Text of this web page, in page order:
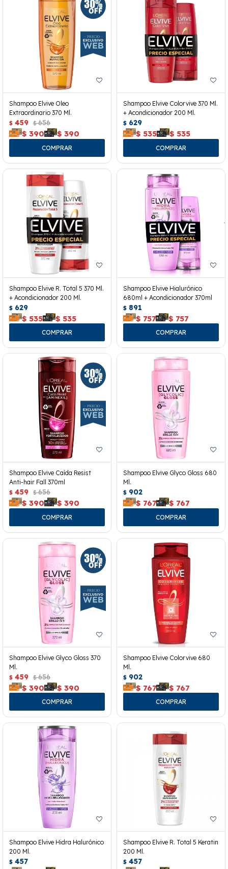
Shampoo Elvive Oleo
Extraordinario 370 Ml.
$ 459 $ 656
$ 390 $ 390
Shampoo Elvive Colorvive 370 Ml.
+ Acondicionador 200 Ml.
$ 629
$ 535 $ 535
Shampoo Elvive R. Total 5 370 Ml.
+ Acondicionador 200 Ml.
$ 629
$ 535 $ 535
Shampoo Elvive Hialurónico
680ml + Acondicionador 370ml
$ 891
$ 757 $ 757
Shampoo Elvive Caída Resist
Anti-hair Fall 370ml
$ 459 $ 656
$ 390 $ 390
Shampoo Elvive Glyco Gloss 680
Ml.
$ 902
$ 767 $ 767
Shampoo Elvive Glyco Gloss 370
Ml.
$ 459 $ 656
$ 390 $ 390
Shampoo Elvive Colorvive 680
Ml.
$ 902
$ 767 $ 767
Shampoo Elvive Hidra Halurónico
200 Ml.
$ 457
Shampoo Elvive R. Total 5 Keratin
200 Ml.
$ 457